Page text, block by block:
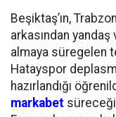
Beşiktaş’ın,
arkasından
almaya süregelen
Hatayspor
hazırlandığı
markabet